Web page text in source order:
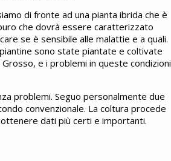
di fronte ad una pianta ibrida che è
che dovrà essere caratterizzato
se è sensibile alle malattie e a quali.
sono state piantate e coltivate
e i problemi in queste condizioni
problemi. Seguo personalmente due
convenzionale. La coltura procede
dati più certi e importanti.